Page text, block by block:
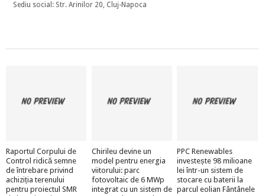
Sediu social: Str. Arinilor 20, Cluj-Napoca
Raportul Corpului de
Control ridică semne
de întrebare privind
achiziția terenului
pentru proiectul SMR
Chirileu devine un
model pentru energia
viitorului: parc
fotovoltaic de 6 MWp
integrat cu un sistem de
PPC Renewables
investește 98 milioane
lei într-un sistem de
stocare cu baterii la
parcul eolian Fântânele